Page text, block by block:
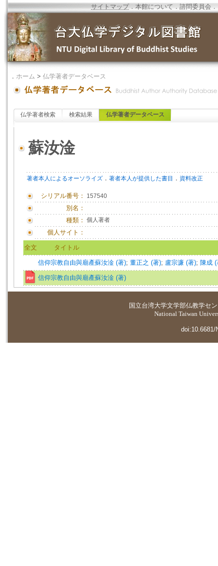
サイトマップ．本館について ．諮問委員会 ．
． ホーム > 仏学著者データベース
仏学著者検索 検索結果 仏学著者データベース
蘇汝淦
著者本人によるオーソライズ ． 著者本人が提供した書目 ． 資料改正
シリアル番号： 157540
別名：
種類： 個人著者
個人サイト：
全文 タイトル
信仰宗教自由與廟產蘇汝淦 (著); 董正之 (著); 盧宗濂 (著); 陳成 (
信仰宗教自由與廟產蘇汝淦 (著)
国立台湾大学文学部仏教学セ
National Taiwan
doi:10.6681/